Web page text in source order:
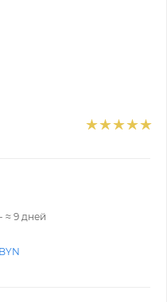
≈ 9 дней